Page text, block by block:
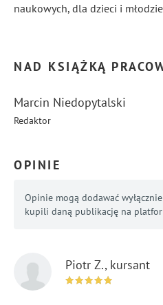
naukowych, dla dzieci i
strzelectwa z ekspertem!”
NAD KSIĄŻKĄ
Marcin Niedopytalski
Redaktor
OPINIE
Opinie mogą dodawać
kupili daną publikację na
Piotr Z., kursant